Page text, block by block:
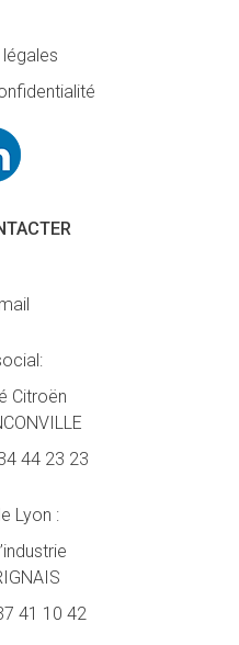
Citroën
44 23 23
Lyon :
41 10 42